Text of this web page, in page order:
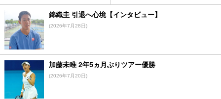
錦織圭 引退へ心境【インタビュー】
(2026年7月28日)
加藤未唯 2年5ヵ月ぶりツアー優勝
(2026年7月20日)